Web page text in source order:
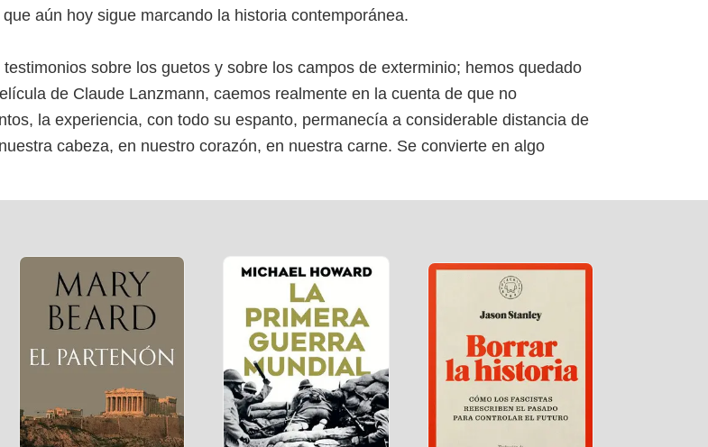
aún hoy sigue marcando la historia contemporánea.
sobre los guetos y sobre los campos de exterminio; hemos quedado
de Claude Lanzmann, caemos realmente en la cuenta de que no
la experiencia, con todo su espanto, permanecía a considerable distancia de
cabeza, en nuestro corazón, en nuestra carne. Se convierte en algo